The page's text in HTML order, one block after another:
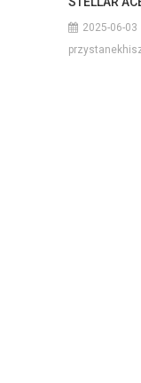
2025-06-03